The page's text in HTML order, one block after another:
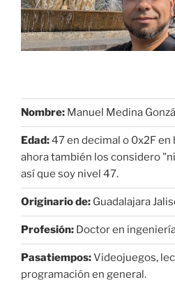
Nombre: Manuel Medina
Edad:47 en decimal o 0x2F en
ahora también los considero
así que soy nivel 47.
Originario de: Guadalajara
Profesión: Doctor en
Pasatiempos:Videojuegos,
programación en general.